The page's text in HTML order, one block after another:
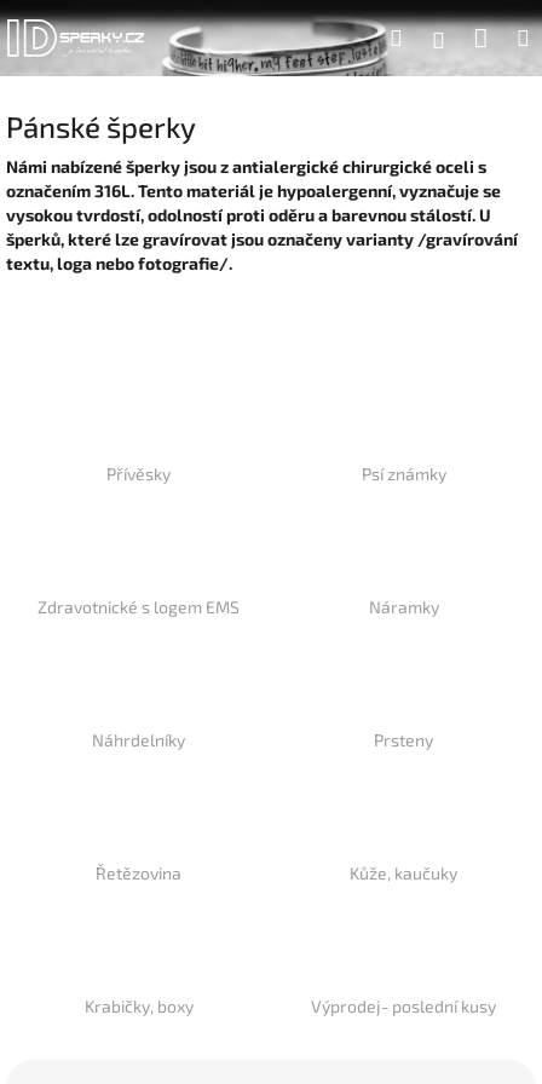
Přejít
na
obsah
Hledat
Pánské šperky
Námi nabízené šperky jsou z antialergické chirurgické oceli s
označením 316L. Tento materiál je hypoalergenní, vyznačuje se
vysokou tvrdostí, odolností proti oděru a barevnou stálostí. U
šperků, které lze gravírovat jsou označeny varianty /gravírování
textu, loga nebo fotografie/.
Přívěsky Psí známky
Zdravotnické s logem EMS Náramky
Náhrdelníky Prsteny
Řetězovina Kůže, kaučuky
Krabičky, boxy Výprodej- poslední kusy